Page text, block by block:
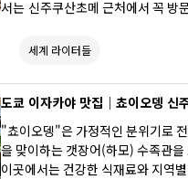
서는 신주쿠산초메 근처에서 꼭 방
서 24시간 운영되는 "천연 온천"에
맞는 몬자야키 인기점까지 만나볼
을 찾아 떠나보세요!
세계 라이터들
도쿄 이자카야 맛집｜쵸이오뎅 신
"쵸이오뎅"은 가정적인 분위기로
을 맞이하는 갯장어(하모) 수족관
이곳에서는 건강한 식재료와 지역